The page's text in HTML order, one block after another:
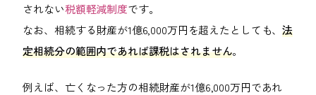
されない税額軽減制度です。
なお、相続する財産が1億6,000万円を超えたとしても、法
定相続分の範囲内であれば課税はされません。
例えば、亡くなった方の相続財産が1億6,000万円であれ